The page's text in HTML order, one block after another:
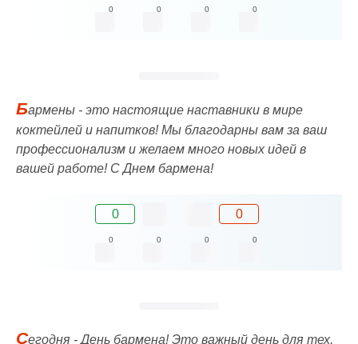
0 0 0 0
Бармены - это настоящие наставники в мире
коктейлей и напитков! Мы благодарны вам за ваш
профессионализм и желаем много новых идей в
вашей работе! С Днем бармена!
0 0
0 0 0 0
Сегодня - День бармена! Это важный день для тех,